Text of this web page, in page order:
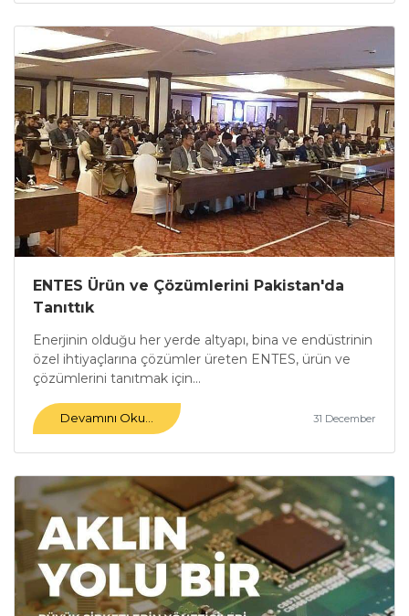
ENTES Ürün ve Çözümlerini Pakistan'da
Tanıttık
Enerjinin olduğu her yerde altyapı, bina ve endüstrinin
özel ihtiyaçlarına çözümler üreten ENTES, ürün ve
çözümlerini tanıtmak için...
Devamını Oku... 31 December